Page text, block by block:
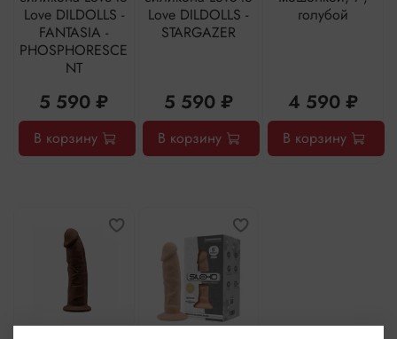
Love DILDOLLS -
FANTASIA -
PHOSPHORESCE
NT
5 590 ₽
В корзину
Love DILDOLLS -
STARGAZER
5 590 ₽
В корзину
голубой
4 590 ₽
В корзину